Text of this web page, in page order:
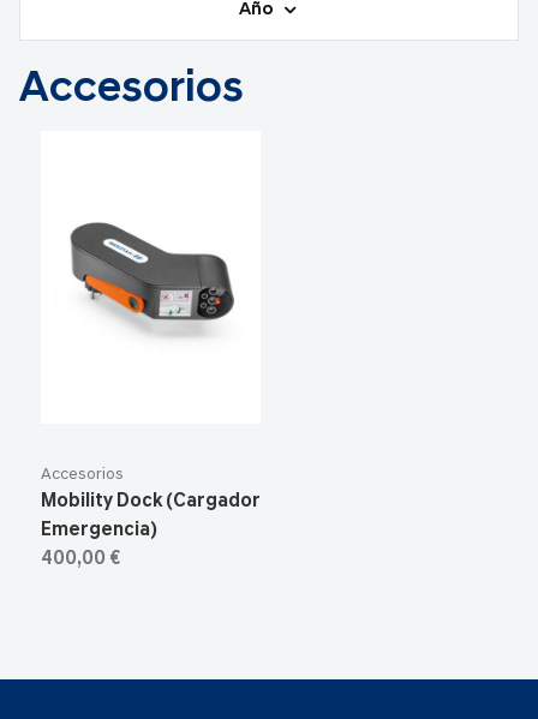
Año
Accesorios
Accesorios
Mobility Dock (Cargador
Emergencia)
400,00 €